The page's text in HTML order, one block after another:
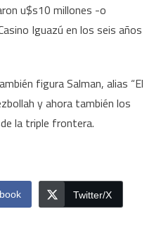
u$s10 millones -o
Iguazú en los seis años
figura Salman, alias “El
y ahora también los
la triple frontera.
Twitter/X